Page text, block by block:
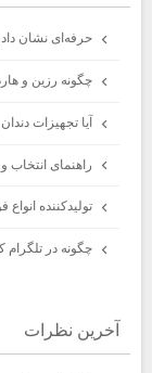
حرفه‌ای نشان
چگونه رزین و
آیا تجهیزات
راهنمای انتخاب
تولیدکننده
چگونه در تلگرام
آخرين نظرات